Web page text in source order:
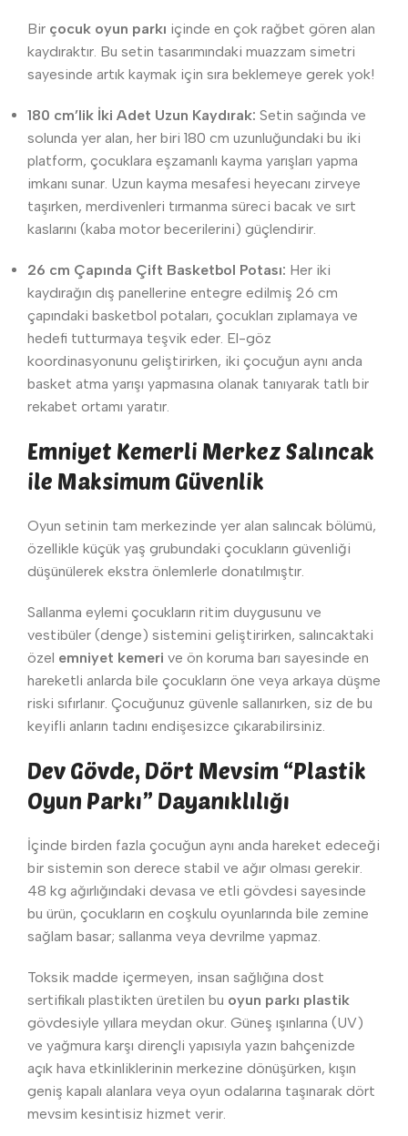
Bir çocuk oyun parkı içinde en çok rağbet gören alan
kaydıraktır. Bu setin tasarımındaki muazzam simetri
sayesinde artık kaymak için sıra beklemeye gerek yok!
180 cm’lik İki Adet Uzun Kaydırak: Setin sağında ve
solunda yer alan, her biri 180 cm uzunluğundaki bu iki
platform, çocuklara eşzamanlı kayma yarışları yapma
imkanı sunar. Uzun kayma mesafesi heyecanı zirveye
taşırken, merdivenleri tırmanma süreci bacak ve sırt
kaslarını (kaba motor becerilerini) güçlendirir.
26 cm Çapında Çift Basketbol Potası: Her iki
kaydırağın dış panellerine entegre edilmiş 26 cm
çapındaki basketbol potaları, çocukları zıplamaya ve
hedefi tutturmaya teşvik eder. El-göz
koordinasyonunu geliştirirken, iki çocuğun aynı anda
basket atma yarışı yapmasına olanak tanıyarak tatlı bir
rekabet ortamı yaratır.
Emniyet Kemerli Merkez Salıncak
ile Maksimum Güvenlik
Oyun setinin tam merkezinde yer alan salıncak bölümü,
özellikle küçük yaş grubundaki çocukların güvenliği
düşünülerek ekstra önlemlerle donatılmıştır.
Sallanma eylemi çocukların ritim duygusunu ve
vestibüler (denge) sistemini geliştirirken, salıncaktaki
özel emniyet kemeri ve ön koruma barı sayesinde en
hareketli anlarda bile çocukların öne veya arkaya düşme
riski sıfırlanır. Çocuğunuz güvenle sallanırken, siz de bu
keyifli anların tadını endişesizce çıkarabilirsiniz.
Dev Gövde, Dört Mevsim “Plastik
Oyun Parkı” Dayanıklılığı
İçinde birden fazla çocuğun aynı anda hareket edeceği
bir sistemin son derece stabil ve ağır olması gerekir.
48 kg ağırlığındaki devasa ve etli gövdesi sayesinde
bu ürün, çocukların en coşkulu oyunlarında bile zemine
sağlam basar; sallanma veya devrilme yapmaz.
Toksik madde içermeyen, insan sağlığına dost
sertifikalı plastikten üretilen bu oyun parkı plastik
gövdesiyle yıllara meydan okur. Güneş ışınlarına (UV)
ve yağmura karşı dirençli yapısıyla yazın bahçenizde
açık hava etkinliklerinin merkezine dönüşürken, kışın
geniş kapalı alanlara veya oyun odalarına taşınarak dört
mevsim kesintisiz hizmet verir.